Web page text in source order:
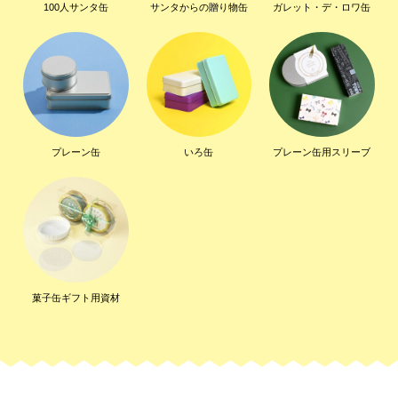
100人サンタ缶 サンタからの贈り物缶 ガレット・デ・ロワ缶
プレーン缶 いろ缶 プレーン缶用スリーブ
菓子缶ギフト用資材